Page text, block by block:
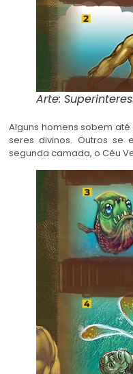
Arte:
Alguns homens sobem
seres divinos. Outros se
segunda camada, o Céu